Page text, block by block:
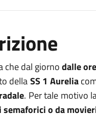
che dal giornodalle
dellaSS 1 Aurelia
. Per tale motivo
o da